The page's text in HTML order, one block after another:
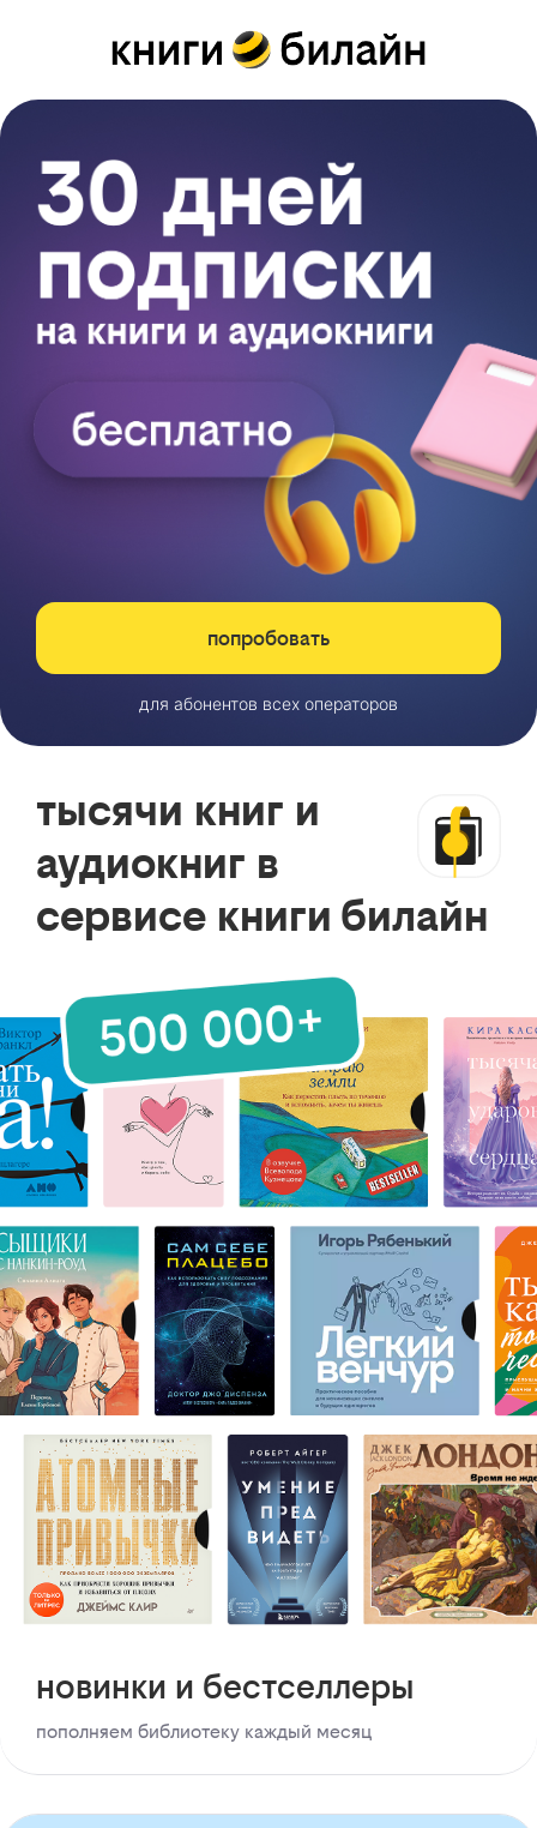
попробовать
для абонентов всех операторов
тысячи книг и
аудиокниг в
сервисе книги билайн
новинки и бестселлеры
пополняем библиотеку каждый месяц